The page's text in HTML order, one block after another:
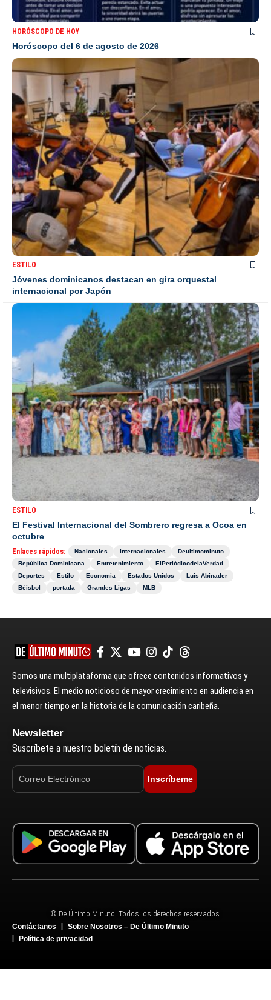
HORÓSCOPO DE HOY
Horóscopo del 6 de agosto de 2026
ESTILO
Jóvenes dominicanos destacan en gira orquestal
internacional por Japón
ESTILO
El Festival Internacional del Sombrero regresa a Ocoa en
octubre
Enlaces rápidos: Nacionales Internacionales
Deultimominuto
República Dominicana
Entretenimiento
ElPeriódicodelaVerdad
Deportes
Estilo Economía Estados Unidos
Luis Abinader
Béisbol
portada Grandes Ligas MLB
Somos una multiplataforma que ofrece contenidos informativos y
televisivos. El medio noticioso de mayor crecimiento en audiencia en
el menor tiempo en la historia de la comunicación caribeña.
Newsletter
Suscríbete a nuestro boletín de noticias.
Inscríbeme
© De Último Minuto. Todos los derechos reservados.
Contáctanos
Sobre Nosotros – De Último Minuto
Política de privacidad